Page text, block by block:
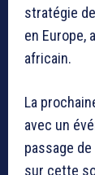
stratégie
en Europe,
africain.
La
avec un
passage
sur cette